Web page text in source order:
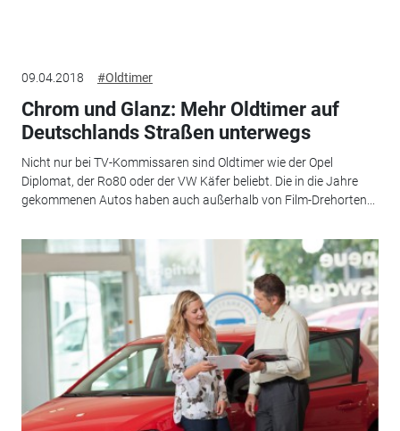
09.04.2018 #Oldtimer
Chrom und Glanz: Mehr Oldtimer auf
Deutschlands Straßen unterwegs
Nicht nur bei TV-Kommissaren sind Oldtimer wie der Opel
Diplomat, der Ro80 oder der VW Käfer beliebt. Die in die Jahre
gekommenen Autos haben auch außerhalb von Film-Drehorten...